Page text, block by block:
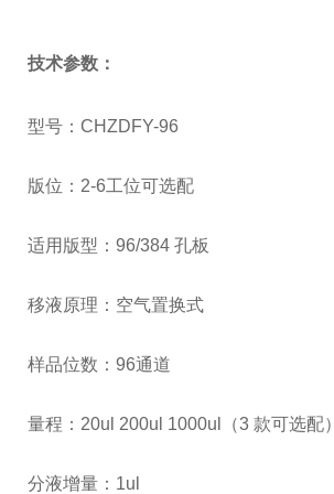
技术参数：
型号：CHZDFY-96
版位：2-6工位可选配
适用版型：96/384 孔板
移液原理：空气置换式
样品位数：96通道
量程：20ul 200ul 1000ul（3 款可选配）
分液增量：1ul